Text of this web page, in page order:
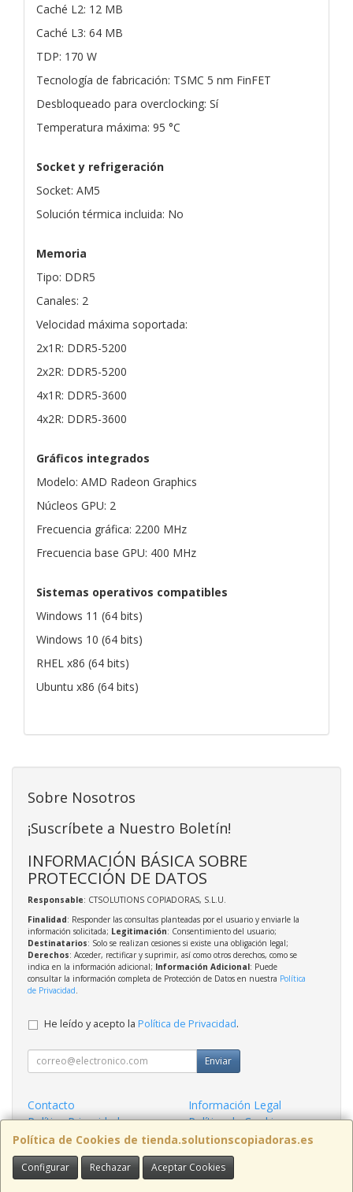
Caché L2: 12 MB
Caché L3: 64 MB
TDP: 170 W
Tecnología de fabricación: TSMC 5 nm FinFET
Desbloqueado para overclocking: Sí
Temperatura máxima: 95 °C
Socket y refrigeración
Socket: AM5
Solución térmica incluida: No
Memoria
Tipo: DDR5
Canales: 2
Velocidad máxima soportada:
2x1R: DDR5-5200
2x2R: DDR5-5200
4x1R: DDR5-3600
4x2R: DDR5-3600
Gráficos integrados
Modelo: AMD Radeon Graphics
Núcleos GPU: 2
Frecuencia gráfica: 2200 MHz
Frecuencia base GPU: 400 MHz
Sistemas operativos compatibles
Windows 11 (64 bits)
Windows 10 (64 bits)
RHEL x86 (64 bits)
Ubuntu x86 (64 bits)
Política de Cookies de tienda.solutionscopiadoras.es
Configurar Rechazar Aceptar Cookies
Sobre Nosotros
¡Suscríbete a Nuestro Boletín!
INFORMACIÓN BÁSICA SOBRE
PROTECCIÓN DE DATOS
Responsable: CTSOLUTIONS COPIADORAS, S.L.U.
Finalidad: Responder las consultas planteadas por el usuario y enviarle la
información solicitada; Legitimación: Consentimiento del usuario;
Destinatarios: Solo se realizan cesiones si existe una obligación legal;
Derechos: Acceder, rectificar y suprimir, así como otros derechos, como se
indica en la información adicional; Información Adicional: Puede
consultar la información completa de Protección de Datos en nuestra Política
de Privacidad
He leído y acepto la Política de Privacidad.
Enviar
Contacto
Información Legal
Política Privacidad
Política de Cookies
Condiciones de Compra
Formas de Pago
Contacto